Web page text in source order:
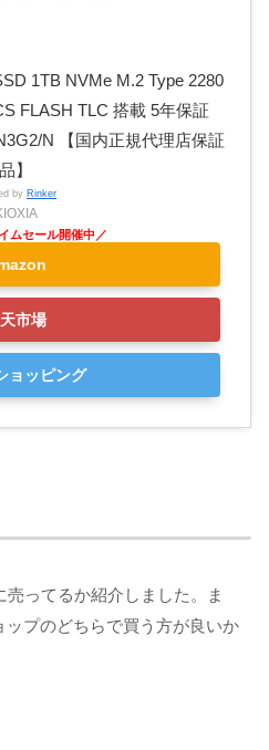
1TB NVMe M.2 Type 2280
FLASH TLC 搭載 5年保証
N 【国内正規代理店保証
品】
by Rinker
市場
ョッピング
ってるか紹介しました。ま
プのどちらで買う方が良いか